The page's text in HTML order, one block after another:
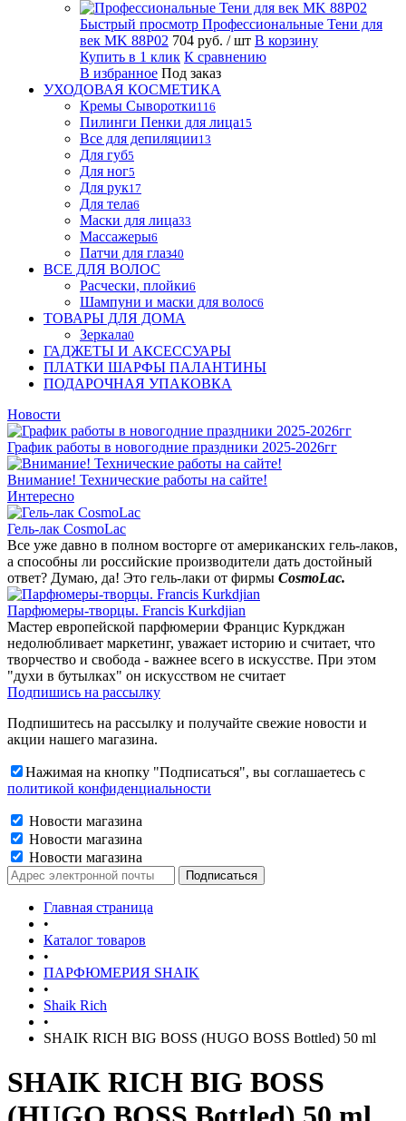
Быстрый просмотр Профессиональные Тени для
век MK 88P02 704 руб. / шт В корзину
Купить в 1 клик К сравнению
В избранное Под заказ
УХОДОВАЯ КОСМЕТИКА
Кремы Сыворотки116
Пилинги Пенки для лица15
Все для депиляции13
Для губ5
Для ног5
Для рук17
Для тела6
Маски для лица33
Массажеры6
Патчи для глаз40
ВСЕ ДЛЯ ВОЛОС
Расчески, плойки6
Шампуни и маски для волос6
ТОВАРЫ ДЛЯ ДОМА
Зеркала0
ГАДЖЕТЫ И АКСЕССУАРЫ
ПЛАТКИ ШАРФЫ ПАЛАНТИНЫ
ПОДАРОЧНАЯ УПАКОВКА
Новости
График работы в новогодние праздники 2025-2026гг
Внимание! Технические работы на сайте!
Интересно
Гель-лак CosmoLac
Все уже давно в полном восторге от американских гель-лаков,
а способны ли российские производители дать достойный
ответ? Думаю, да! Это гель-лаки от фирмы CosmoLac.
Парфюмеры-творцы. Francis Kurkdjian
Мастер европейской парфюмерии Францис Куркджан
недолюбливает маркетинг, уважает историю и считает, что
творчество и свобода - важнее всего в искусстве. При этом
"духи в бутылках" он искусством не считает
Подпишись на рассылку
Подпишитесь на рассылку и получайте свежие новости и
акции нашего магазина.
Нажимая на кнопку "Подписаться", вы соглашаетесь с
политикой конфиденциальности
Новости магазина
Новости магазина
Новости магазина
Главная страница
•
Каталог товаров
•
ПАРФЮМЕРИЯ SHAIK
•
Shaik Rich
•
SHAIK RICH BIG BOSS (HUGO BOSS Bottled) 50 ml
SHAIK RICH BIG BOSS